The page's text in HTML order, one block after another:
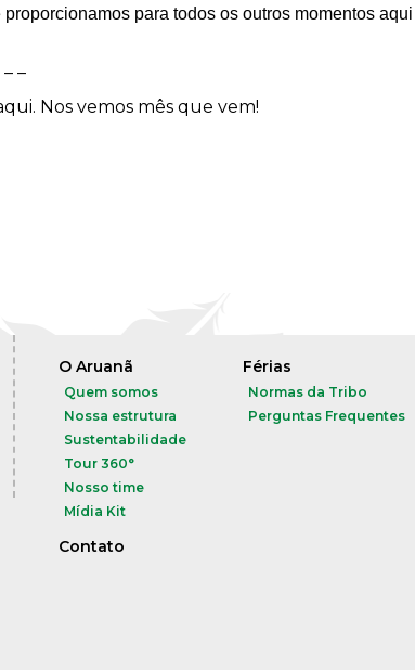
para todos os outros momentos aqui
–
Nos vemos mês que vem!
O Aruanã
Quem somos
Nossa estrutura
Sustentabilidade
Tour 360°
Nosso time
Mídia Kit
Férias
Normas da Tribo
Perguntas Frequentes
Contato